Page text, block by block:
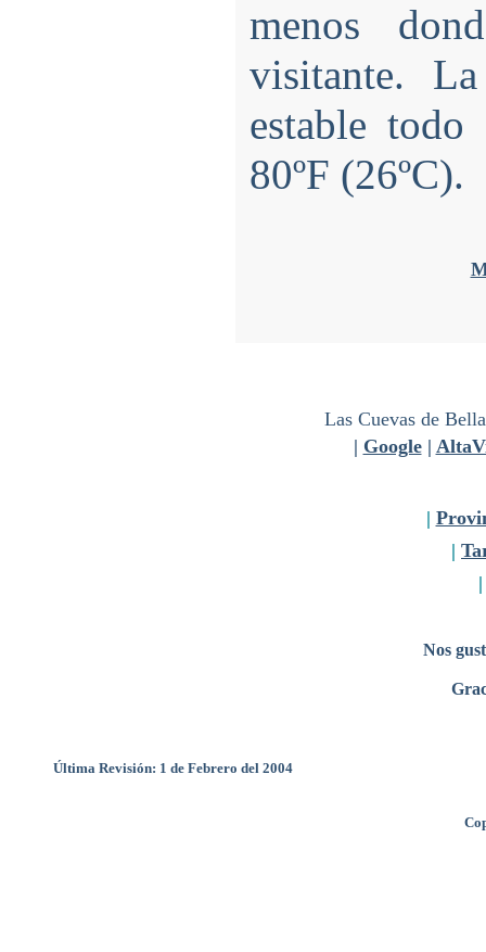
menos
visitante.
estable todo
80ºF (26ºC).
Las Cuevas de
| Google|
|
|
Nos
Última Revisión: 1 de Febrero del 2004